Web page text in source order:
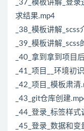
_37_模板讲解_登
求结果.mp4
_38_模板讲解
_39_模板讲解
_40_拿到拿到项目
_41_项目__环境初
_42_项目_模板肃清
_43_git仓库创建
_44_登录_标签样
_45_登录_数据和